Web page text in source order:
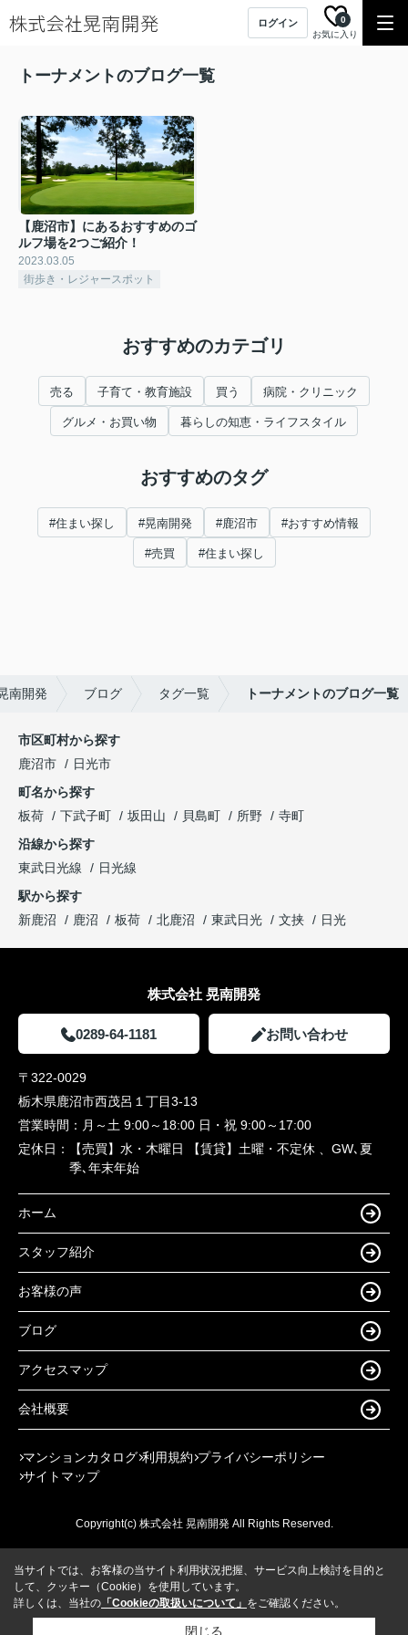
ログイン
お気に入り
0
トーナメントのブログ一覧
【鹿沼市】にあるおすすめのゴ
ルフ場を2つご紹介！
2023.03.05
街歩き・レジャースポット
おすすめのカテゴリ
売る 子育て・教育施設 買う 病院・クリニック
グルメ・お買い物 暮らしの知恵・ライフスタイル
おすすめのタグ
#住まい探し #晃南開発 #鹿沼市 #おすすめ情報
#売買 #住まい探し
南開発 ブログ タグ一覧 トーナメントのブログ一覧
市区町村から探す
鹿沼市
日光市
町名から探す
板荷
下武子町 坂田山 貝島町 所野
寺町
沿線から探す
東武日光線
日光線
駅から探す
新鹿沼
鹿沼 板荷 北鹿沼 東武日光 文挟 日光
株式会社 晃南開発
0289-64-1181 お問い合わせ
〒322-0029
栃木県鹿沼市西茂呂１丁目3-13
営業時間： 月～土 9:00～18:00 日・祝 9:00～17:00
定休日：
【売買】水・木曜日 【賃貸】土曜・不定休 、GW､夏
季､年末年始
ホーム
スタッフ紹介
お客様の声
ブログ
アクセスマップ
会社概要
マンションカタログ 利用規約 プライバシーポリシー
サイトマップ
Copyright(c) 株式会社 晃南開発 All Rights Reserved.
当サイトでは、お客様の当サイト利用状況把握、サービス向上検討を目的と
して、クッキー（Cookie）を使用しています。
詳しくは、当社の 「Cookieの取扱いについて」 をご確認ください。
閉じる